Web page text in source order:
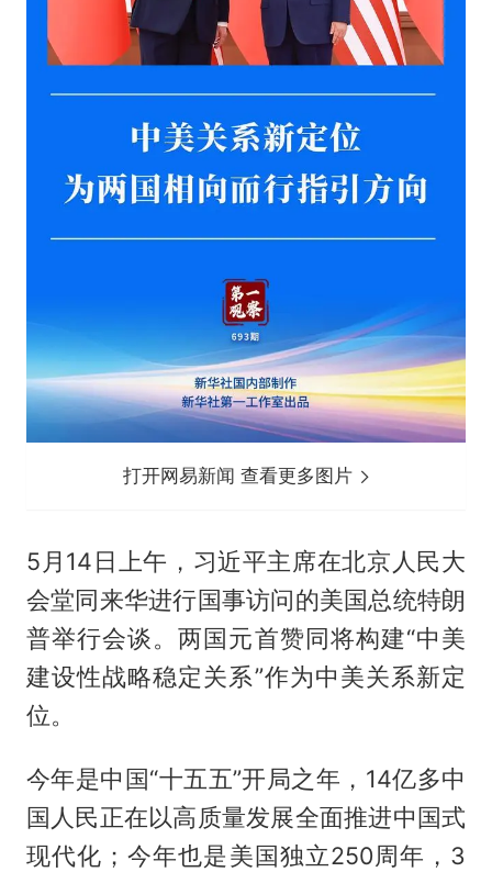
打开网易新闻 查看更多图片
5月14日上午，习近平主席在北京人民大
会堂同来华进行国事访问的美国总统特朗
普举行会谈。两国元首赞同将构建“中美
建设性战略稳定关系”作为中美关系新定
位。
今年是中国“十五五”开局之年，14亿多中
国人民正在以高质量发展全面推进中国式
现代化；今年也是美国独立250周年，3